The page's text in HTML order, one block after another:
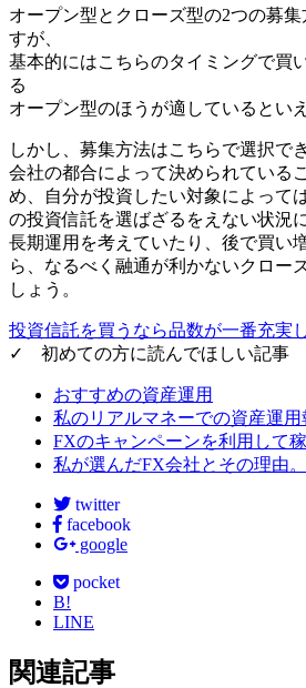
オープン型とクローズ型の2つの募
すが、
基本的にはこちらのタイミングで買
る
オープン型のほうが適しているとい
しかし、募集方法はこちらで選択で
会社の都合によって決められている
め、自分が投資したい対象によって
の投資信託を選ばざるをえない状況
長期運用を考えていたり、後で買い
ら、なるべく融通が利かないクロー
しょう。
投資信託を買うなら品数が一番充実
✓ 初めての方に読んでほしい記事
おすすめの資産運用
私のリアルマネーでの資産運用
FXのキャンペーンを利用して
私が選んだFX会社とその理由
twitter
facebook
google
pocket
B!
LINE
関連記事